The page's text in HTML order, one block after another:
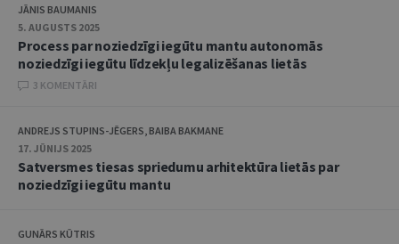
JĀNIS BAUMANIS
5. AUGUSTS 2025
Process par noziedzīgi iegūtu mantu autonomās
noziedzīgi iegūtu līdzekļu legalizēšanas lietās
3 KOMENTĀRI
ANDREJS STUPINS-JĒGERS, BAIBA BAKMANE
17. JŪNIJS 2025
Satversmes tiesas spriedumu arhitektūra lietās par
noziedzīgi iegūtu mantu
GUNĀRS KŪTRIS